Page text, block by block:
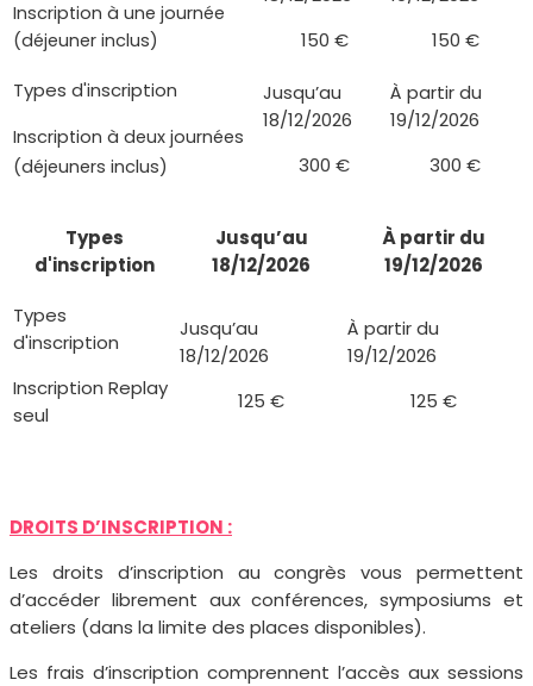
Inscription à une journée
(déjeuner inclus)
150 € 150 €
Inscription à deux journées
(déjeuners inclus)
300 € 300 €
Types
d'inscription
Jusqu’au
18/12/2026
À partir du
19/12/2026
Inscription Replay
seul
125 € 125 €
DROITS D’INSCRIPTION :
Les droits d’inscription au congrès vous permettent
d’accéder librement aux conférences, symposiums et
ateliers (dans la limite des places disponibles).
Les frais d’inscription comprennent l’accès aux sessions